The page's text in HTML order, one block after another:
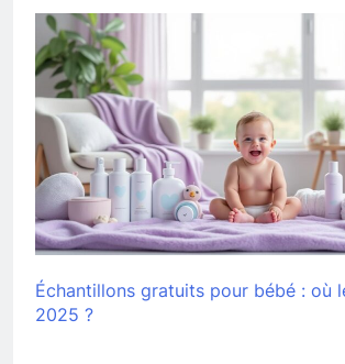
Échantillons gratuits pour bébé : où
2025 ?